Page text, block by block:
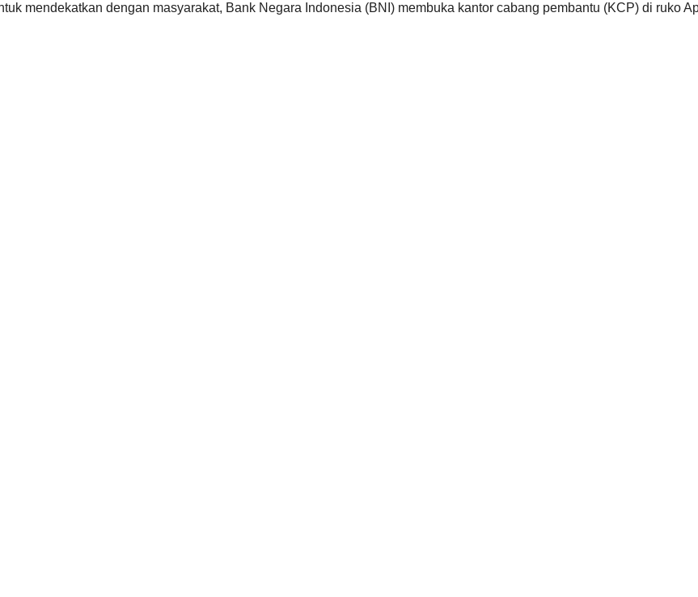
mendekatkan dengan masyarakat, Bank Negara Indonesia (BNI) membuka kantor cabang pembantu (KCP) di